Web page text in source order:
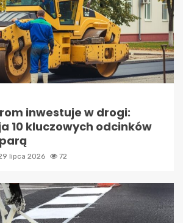
inwestuje w drogi:
10 kluczowych odcinków
lipca 2026 72